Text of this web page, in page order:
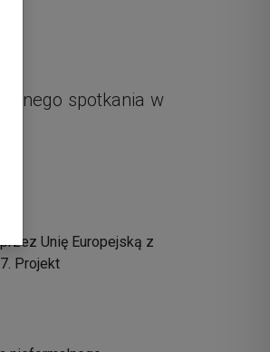
spotkania w
Unię Europejską z
Projekt